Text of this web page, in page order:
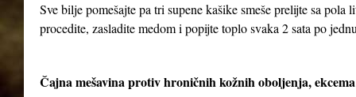
Sve bilje pomešajte pa tri supene kašike smeše prelijte sa
procedite, zasladite medom i popijte toplo svaka 2 sata po
Čajna mešavina protiv hroničnih kožnih oboljenja,